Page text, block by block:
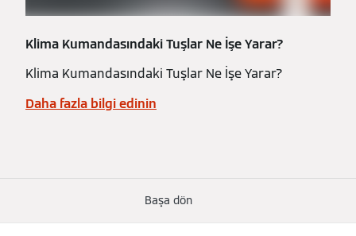
Klima Kumandasındaki Tuşlar Ne İşe Yarar?
Klima Kumandasındaki Tuşlar Ne İşe Yarar?
Daha fazla bilgi edinin
Başa dön